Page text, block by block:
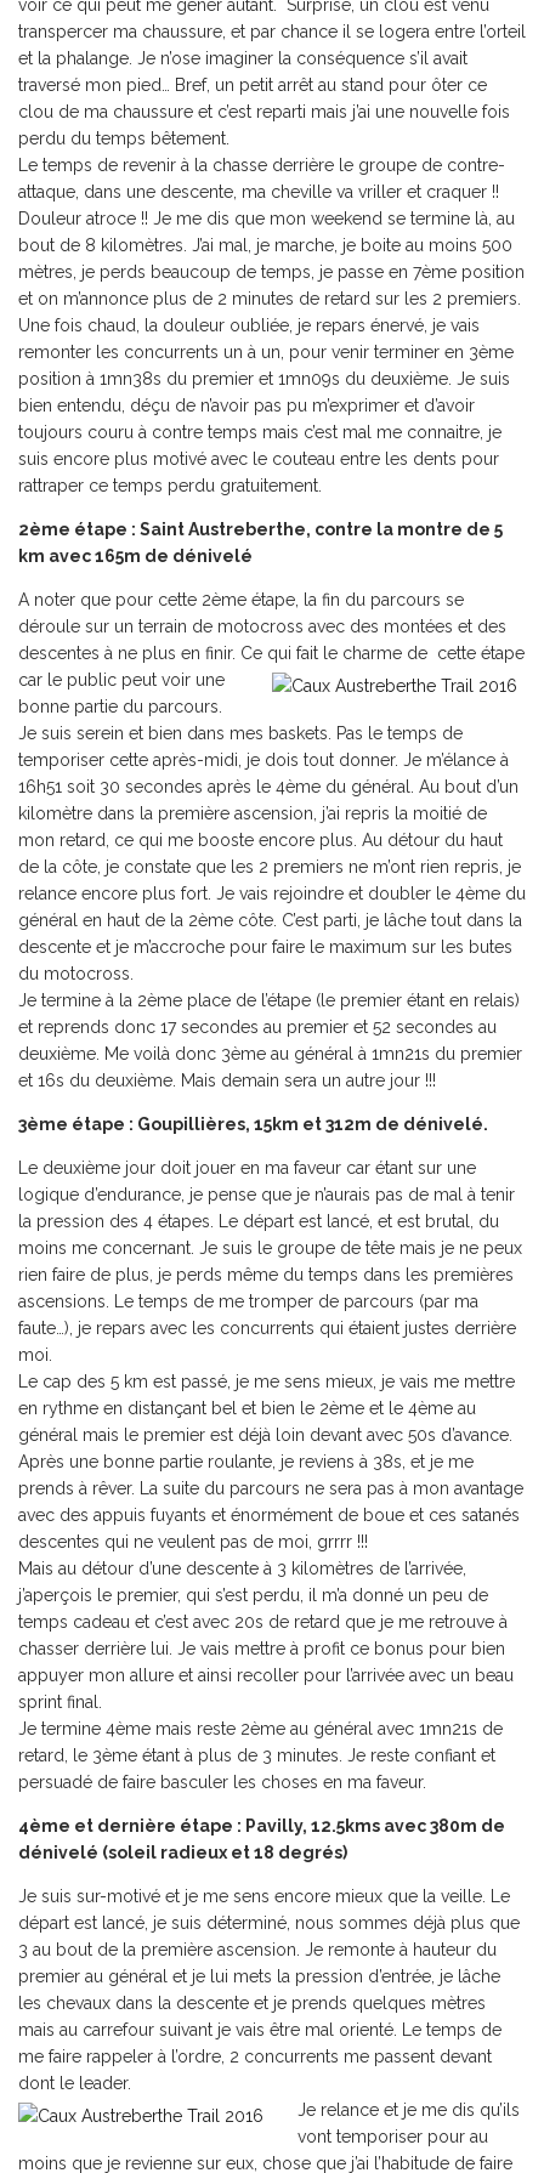
voir ce qui peut me gêner autant. Surprise, un clou est venu
transpercer ma chaussure, et par chance il se logera entre l’orteil
et la phalange. Je n’ose imaginer la conséquence s’il avait
traversé mon pied… Bref, un petit arrêt au stand pour ôter ce
clou de ma chaussure et c’est reparti mais j’ai une nouvelle fois
perdu du temps bêtement.
Le temps de revenir à la chasse derrière le groupe de contre-
attaque, dans une descente, ma cheville va vriller et craquer !!
Douleur atroce !! Je me dis que mon weekend se termine là, au
bout de 8 kilomètres. J’ai mal, je marche, je boite au moins 500
mètres, je perds beaucoup de temps, je passe en 7ème position
et on m’annonce plus de 2 minutes de retard sur les 2 premiers.
Une fois chaud, la douleur oubliée, je repars énervé, je vais
remonter les concurrents un à un, pour venir terminer en 3ème
position à 1mn38s du premier et 1mn09s du deuxième. Je suis
bien entendu, déçu de n’avoir pas pu m’exprimer et d’avoir
toujours couru à contre temps mais c’est mal me connaitre, je
suis encore plus motivé avec le couteau entre les dents pour
rattraper ce temps perdu gratuitement.
2ème étape : Saint Austreberthe, contre la montre de 5
km avec 165m de dénivelé
A noter que pour cette 2ème étape, la fin du parcours se
déroule sur un terrain de motocross avec des montées et des
descentes à ne plus en finir. Ce qui fait le charme de cette étape
car le public peut voir une
bonne partie du parcours.
Je suis serein et bien dans mes baskets. Pas le temps de
temporiser cette après-midi, je dois tout donner. Je m’élance à
16h51 soit 30 secondes après le 4ème du général. Au bout d’un
kilomètre dans la première ascension, j’ai repris la moitié de
mon retard, ce qui me booste encore plus. Au détour du haut
de la côte, je constate que les 2 premiers ne m’ont rien repris, je
relance encore plus fort. Je vais rejoindre et doubler le 4ème du
général en haut de la 2ème côte. C’est parti, je lâche tout dans la
descente et je m’accroche pour faire le maximum sur les butes
du motocross.
Je termine à la 2ème place de l’étape (le premier étant en relais)
et reprends donc 17 secondes au premier et 52 secondes au
deuxième. Me voilà donc 3ème au général à 1mn21s du premier
et 16s du deuxième. Mais demain sera un autre jour !!!
3ème étape : Goupillières, 15km et 312m de dénivelé.
Le deuxième jour doit jouer en ma faveur car étant sur une
logique d’endurance, je pense que je n’aurais pas de mal à tenir
la pression des 4 étapes. Le départ est lancé, et est brutal, du
moins me concernant. Je suis le groupe de tête mais je ne peux
rien faire de plus, je perds même du temps dans les premières
ascensions. Le temps de me tromper de parcours (par ma
faute…), je repars avec les concurrents qui étaient justes derrière
moi.
Le cap des 5 km est passé, je me sens mieux, je vais me mettre
en rythme en distançant bel et bien le 2ème et le 4ème au
général mais le premier est déjà loin devant avec 50s d’avance.
Après une bonne partie roulante, je reviens à 38s, et je me
prends à rêver. La suite du parcours ne sera pas à mon avantage
avec des appuis fuyants et énormément de boue et ces satanés
descentes qui ne veulent pas de moi, grrrr !!!
Mais au détour d’une descente à 3 kilomètres de l’arrivée,
j’aperçois le premier, qui s’est perdu, il m’a donné un peu de
temps cadeau et c’est avec 20s de retard que je me retrouve à
chasser derrière lui. Je vais mettre à profit ce bonus pour bien
appuyer mon allure et ainsi recoller pour l’arrivée avec un beau
sprint final.
Je termine 4ème mais reste 2ème au général avec 1mn21s de
retard, le 3ème étant à plus de 3 minutes. Je reste confiant et
persuadé de faire basculer les choses en ma faveur.
4ème et dernière étape : Pavilly, 12.5kms avec 380m de
dénivelé (soleil radieux et 18 degrés)
Je suis sur-motivé et je me sens encore mieux que la veille. Le
départ est lancé, je suis déterminé, nous sommes déjà plus que
3 au bout de la première ascension. Je remonte à hauteur du
premier au général et je lui mets la pression d’entrée, je lâche
les chevaux dans la descente et je prends quelques mètres
mais au carrefour suivant je vais être mal orienté. Le temps de
me faire rappeler à l’ordre, 2 concurrents me passent devant
dont le leader.
Je relance et je me dis qu’ils
vont temporiser pour au
moins que je revienne sur eux, chose que j’ai l’habitude de faire